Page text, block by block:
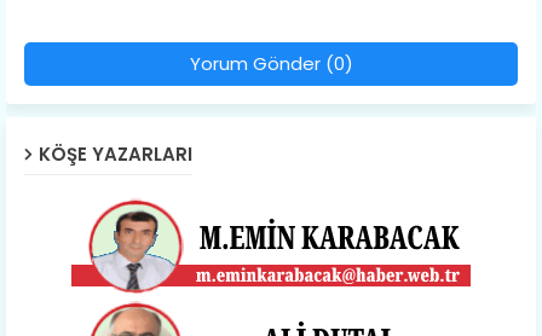
Yorum Gönder (0)
KÖŞE YAZARLARI